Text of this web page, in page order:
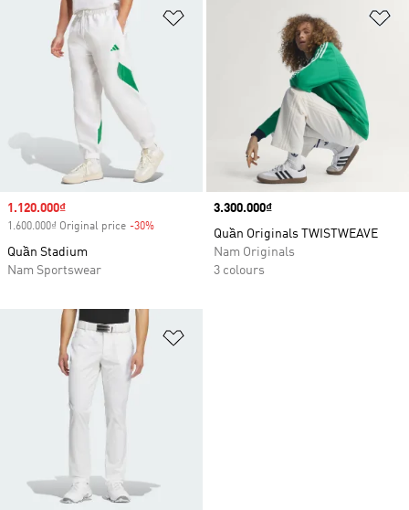
Sale price
1.120.000₫
1.600.000₫ Original price -30%
Quần Stadium
Nam Sportswear
Price
3.300.000₫
Quần Originals TWISTWEAVE
Nam Originals
3 colours